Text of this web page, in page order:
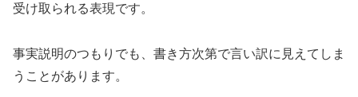
受け取られる表現です。
事実説明のつもりでも、書き方次第で言い訳に見えてしま
うことがあります。